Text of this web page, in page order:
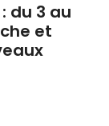
du 3 au
et